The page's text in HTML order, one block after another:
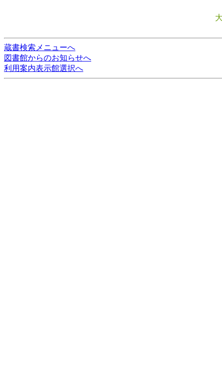
蔵書検索メニューへ
図書館からのお知らせへ
利用案内表示館選択へ